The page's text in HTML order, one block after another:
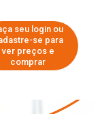
seu login ou
se para
ver preços e
comprar